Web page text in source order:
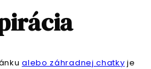
alebo záhradnej chatky je